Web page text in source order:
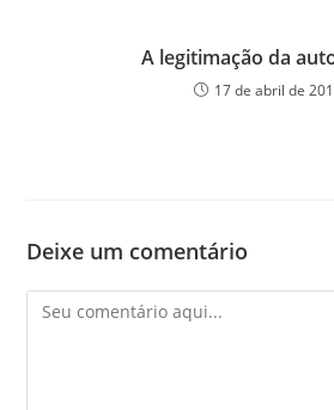
A legitimação da
17 de abril de
Deixe um comentário